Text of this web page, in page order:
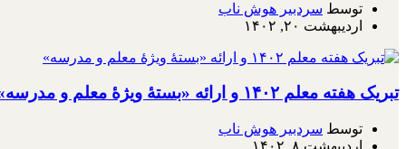
توسط سردبیر هوش ناب
اردیبهشت ۲۰, ۱۴۰۲
تبریک هفته معلم ۱۴۰۲ و ارائه «بستۀ ویژۀ معلم و مدرسه»
توسط سردبیر هوش ناب
اردیبهشت ۸, ۱۴۰۲